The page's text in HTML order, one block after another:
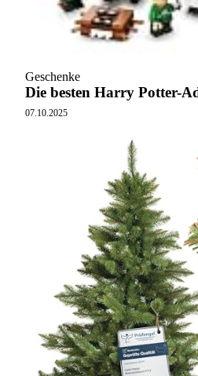
Geschenke
Die besten Harry Potter-
07.10.2025